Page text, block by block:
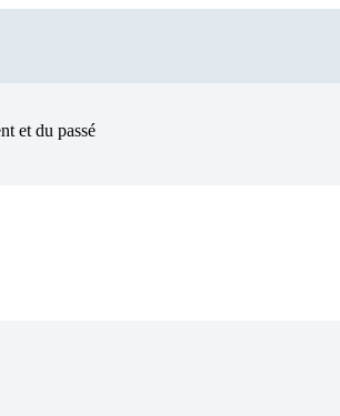
et du passé